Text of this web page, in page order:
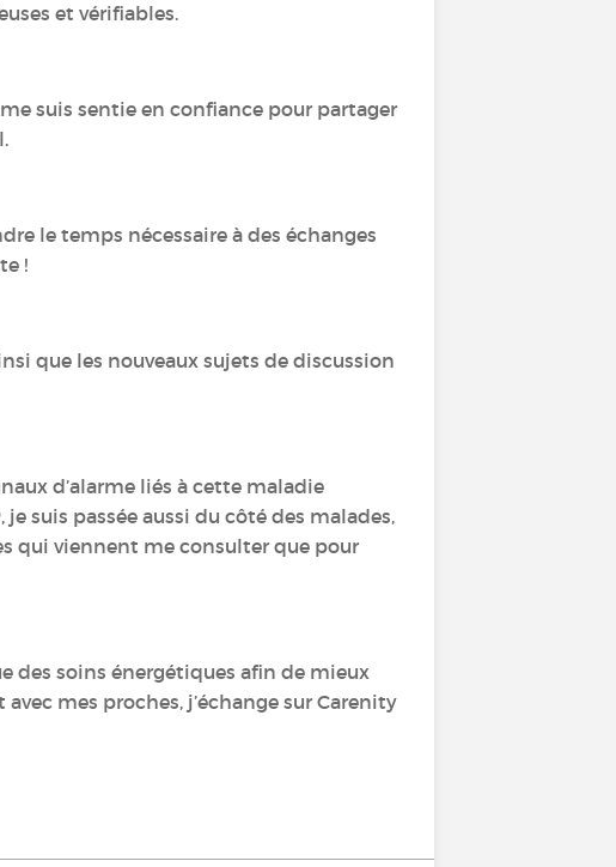
et vérifiables.
suis sentie en confiance pour partager
le temps nécessaire à des échanges
!
que les nouveaux sujets de discussion
d’alarme liés à cette maladie
suis passée aussi du côté des malades,
qui viennent me consulter que pour
des soins énergétiques afin de mieux
mes proches, j’échange sur Carenity